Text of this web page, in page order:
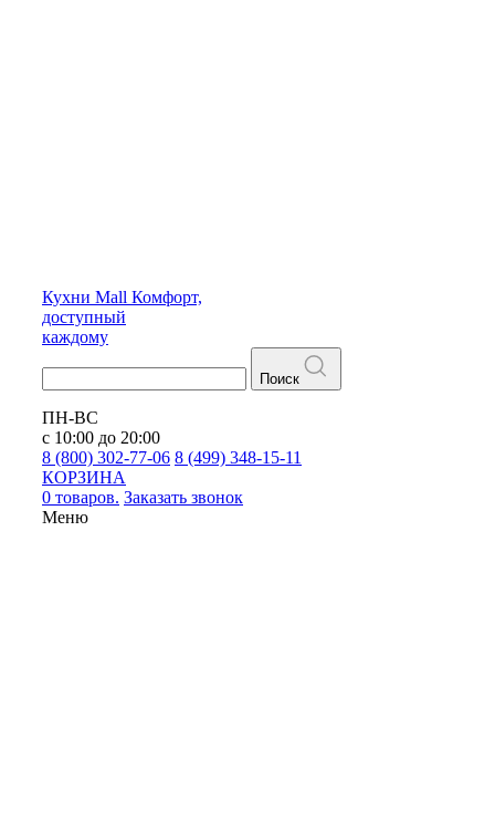
Кухни Mall Комфорт,
доступный
каждому
Поиск
ПН-ВС
с 10:00 до 20:00
8 (800) 302-77-06 8 (499) 348-15-11
КОРЗИНА
0 товаров. Заказать звонок
Меню